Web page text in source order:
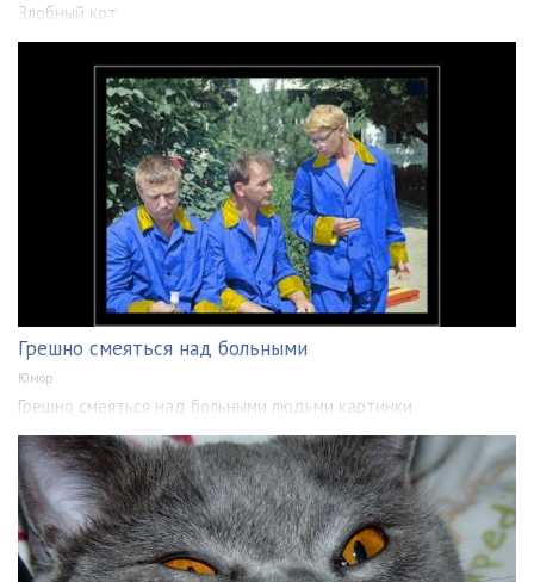
Злобный кот
Грешно смеяться над больными
Юмор
Грешно смеяться над больными людьми картинки